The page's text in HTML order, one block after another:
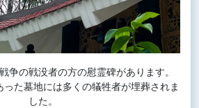
争の戦没者の方の慰霊碑があります。
た墓地には多くの犠牲者が埋葬されま
した。